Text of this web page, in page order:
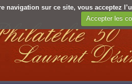
navigation sur ce site, vous acceptez
Accepter les